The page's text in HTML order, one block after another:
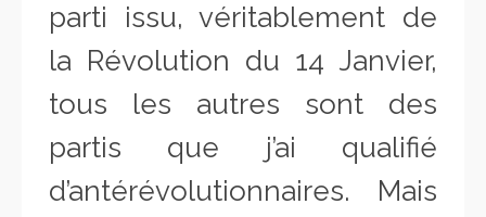
parti issu, véritablement de
la Révolution du 14 Janvier,
tous les autres sont des
partis que j’ai qualifié
d’antérévolutionnaires. Mais